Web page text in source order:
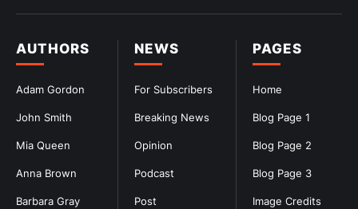
PAGES
Home
Blog Page 1
Blog Page 2
Blog Page 3
Image Credits
NEWS
For Subscribers
Breaking News
Opinion
Podcast
Post
AUTHORS
Adam Gordon
John Smith
Mia Queen
Anna Brown
Barbara Gray